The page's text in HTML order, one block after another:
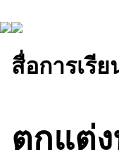
สื่อการเรี
ตกแต่ง